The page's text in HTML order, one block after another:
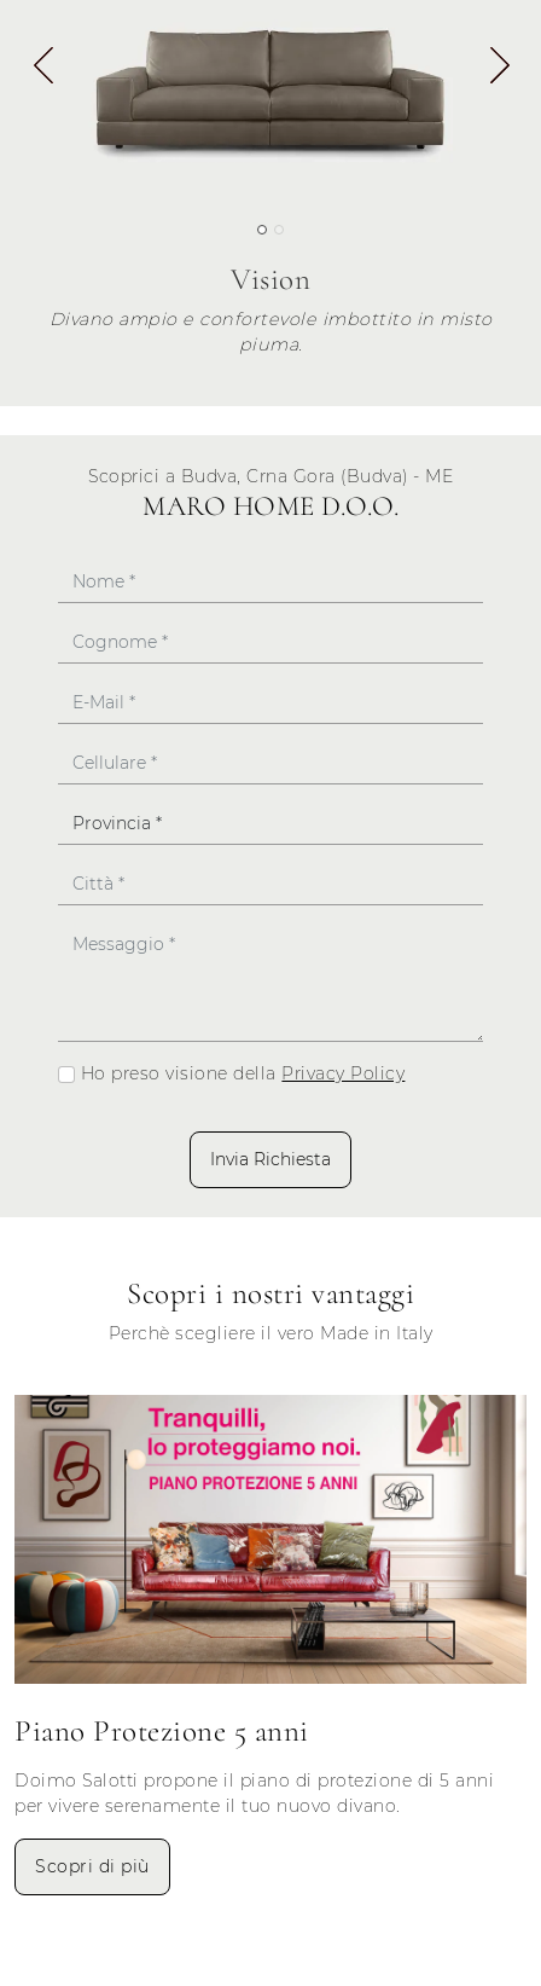
Vision
Divano ampio e confortevole imbottito in misto
piuma.
Scoprici a Budva, Crna Gora (Budva) - ME
MARO HOME D.O.O.
Ho preso visione della Privacy Policy
Invia Richiesta
Scopri i nostri vantaggi
Perchè scegliere il vero Made in Italy
Piano Protezione 5 anni
Doimo Salotti propone il piano di protezione di 5 anni
per vivere serenamente il tuo nuovo divano.
Scopri di più